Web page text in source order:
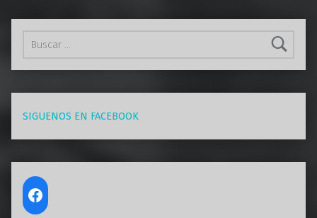
SIGUENOS EN FACEBOOK